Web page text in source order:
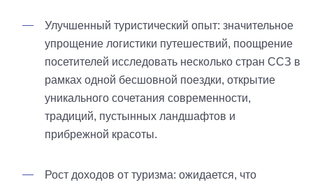
Улучшенный туристический опыт: значительное
упрощение логистики путешествий, поощрение
посетителей исследовать несколько стран ССЗ в
рамках одной бесшовной поездки, открытие
уникального сочетания современности,
традиций, пустынных ландшафтов и
прибрежной красоты.
Рост доходов от туризма: ожидается, что